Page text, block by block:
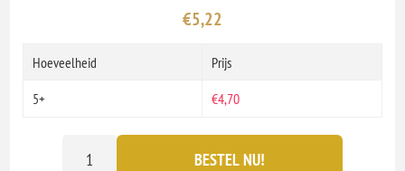
€5,22
Hoeveelheid
5+
Prijs
€4,70
BESTEL NU!